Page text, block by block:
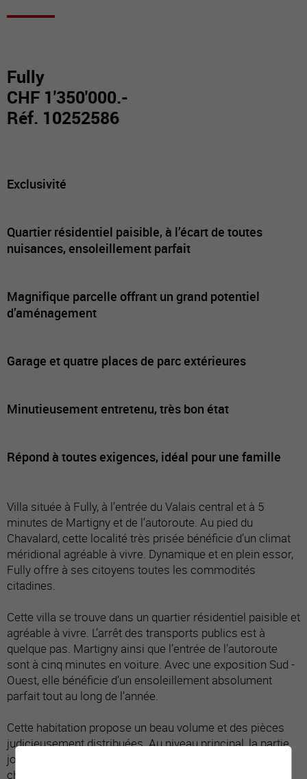
Fully
CHF 1'350'000.-
Réf. 10252586
Exclusivité
Quartier résidentiel paisible, à l’écart de toutes
nuisances, ensoleillement parfait
Magnifique parcelle offrant un grand potentiel
d’aménagement
Garage et quatre places de parc extérieures
Minutieusement entretenu, très bon état
Répond à toutes exigences, idéal pour une famille
Villa située à Fully, à l’entrée du Valais central et à 5
minutes de Martigny et de l’autoroute. Au pied du
Chavalard, cette localité très prisée bénéficie d’un climat
méridional agréable à vivre. Dynamique et en plein essor,
Fully offre à ses citoyens toutes les commodités
citadines.
Cette villa se trouve dans un quartier résidentiel paisible et
agréable à vivre. L’arrêt des transports publics est à
quelque pas. Martigny ainsi que l’entrée de l’autoroute
sont à cinq minutes en voiture. Avec une exposition Sud -
Ouest, elle bénéficie d’un ensoleillement absolument
parfait tout au long de l’année.
Cette habitation propose un beau volume et des pièces
judicieusement distribuées. Au niveau principal, la partie
jour (cuisine, espace repas et séjour) ainsi que la
chambre parentale s’ouvrent sur une terrasse couverte